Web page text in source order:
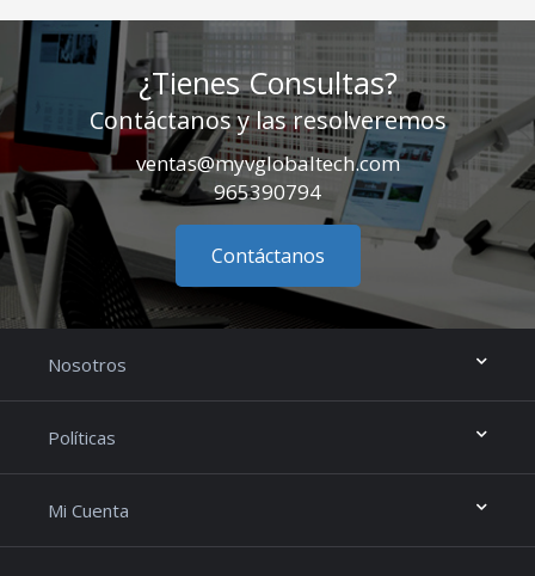
¿Tienes Consultas?
Contáctanos y las resolveremos
ventas@myvglobaltech.com
965390794
Contáctanos
Nosotros
Políticas
Mi Cuenta